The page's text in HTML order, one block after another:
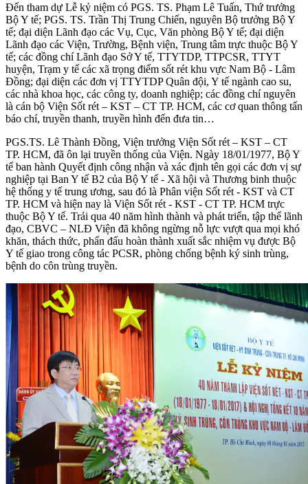
Đến tham dự Lễ kỷ niệm có PGS. TS. Phạm Lê Tuấn, Thứ trưởng
Bộ Y tế; PGS. TS. Trần Thị Trung Chiến, nguyên Bộ trưởng Bộ Y
tế; đại diện Lãnh đạo các Vụ, Cục, Văn phòng Bộ Y tế; đại diện
Lãnh đạo các Viện, Trường, Bệnh viện, Trung tâm trực thuộc Bộ Y
tế; các đồng chí Lãnh đạo Sở Y tế, TTYTDP, TTPCSR, TTYT
huyện, Trạm y tế các xã trọng điểm sốt rét khu vực Nam Bộ - Lâm
Đồng; đại diện các đơn vị TTYTDP Quân đội, Y tế ngành cao su,
các nhà khoa học, các công ty, doanh nghiệp; các đồng chí nguyên
là cán bộ Viện Sốt rét – KST – CT TP. HCM, các cơ quan thông tấn
báo chí, truyền thanh, truyền hình đến đưa tin…
PGS.TS. Lê Thành Đồng, Viện trưởng Viện Sốt rét – KST – CT
TP. HCM, đã ôn lại truyền thống của Viện. Ngày 18/01/1977, Bộ Y
tế ban hành Quyết định công nhận và xác định tên gọi các đơn vị sự
nghiệp tại Ban Y tế B2 của Bộ Y tế - Xã hội và Thương binh thuộc
hệ thống y tế trung ương, sau đó là Phân viện Sốt rét - KST và CT
TP. HCM và hiện nay là Viện Sốt rét - KST - CT TP. HCM trực
thuộc Bộ Y tế. Trải qua 40 năm hình thành và phát triển, tập thể lãnh
đạo, CBVC – NLĐ Viện đã không ngừng nỗ lực vượt qua mọi khó
khăn, thách thức, phấn đấu hoàn thành xuất sắc nhiệm vụ được Bộ
Y tế giao trong công tác PCSR, phòng chống bệnh ký sinh trùng,
bệnh do côn trùng truyền.